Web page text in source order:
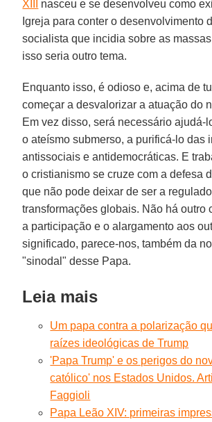
XIII
nasceu e se desenvolveu como
Igreja para conter o desenvolvimento
socialista que incidia sobre as
isso seria outro tema.
Enquanto isso, é odioso e, acima de
começar a desvalorizar a atuação do
Em vez disso, será necessário ajudá-
o ateísmo submerso, a purificá-lo das
antissociais e antidemocráticas. E
o cristianismo se cruze com a defesa
que não pode deixar de ser a
transformações globais. Não há outro
a participação e o alargamento aos
significado, parece-nos, também da
"sinodal" desse Papa.
Leia mais
Um papa contra a polarização
raízes ideológicas de Trump
'Papa Trump' e os perigos do
católico' nos Estados Unidos.
Faggioli
Papa Leão XIV: primeiras